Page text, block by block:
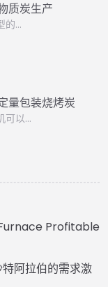
质炭生产
的…
量包装烧烤炭
可以…
Profitable
阿拉伯的需求激